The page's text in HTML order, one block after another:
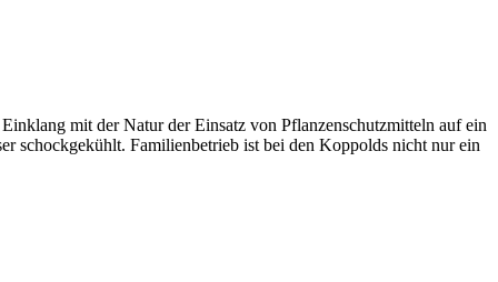
mit der Natur der Einsatz von Pflanzenschutzmitteln auf ein
schockgekühlt. Familienbetrieb ist bei den Koppolds nicht nur ein